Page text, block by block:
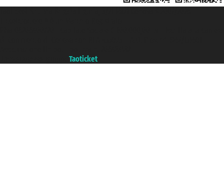
Taoticket